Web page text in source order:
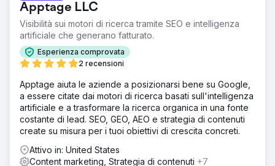
Apptage LLC
Visibilità sui motori di ricerca tramite SEO e intelligenza
artificiale che generano fatturato.
Esperienza comprovata
2 recensioni
Apptage aiuta le aziende a posizionarsi bene su Google,
a essere citate dai motori di ricerca basati sull'intelligenza
artificiale e a trasformare la ricerca organica in una fonte
costante di lead. SEO, GEO, AEO e strategia di contenuti
create su misura per i tuoi obiettivi di crescita concreti.
Attivo in: United States
Content marketing, Strategia di contenuti +7